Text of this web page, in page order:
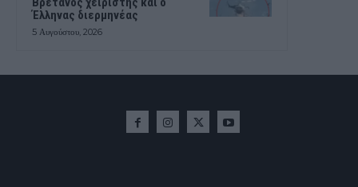
Έλληνας διερμηνέας
5 Αυγούστου, 2026